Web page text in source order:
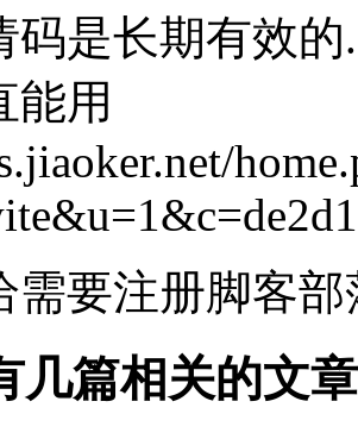
码是长期有效的
能用
需要注册脚客
几篇相关的文